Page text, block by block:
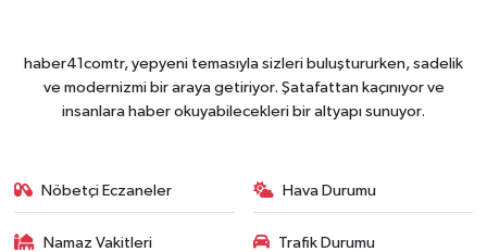
haber41comtr, yepyeni temasıyla sizleri buluştururken, sadelik
ve modernizmi bir araya getiriyor. Şatafattan kaçınıyor ve
insanlara haber okuyabilecekleri bir altyapı sunuyor.
Nöbetçi Eczaneler Hava Durumu
Namaz Vakitleri Trafik Durumu